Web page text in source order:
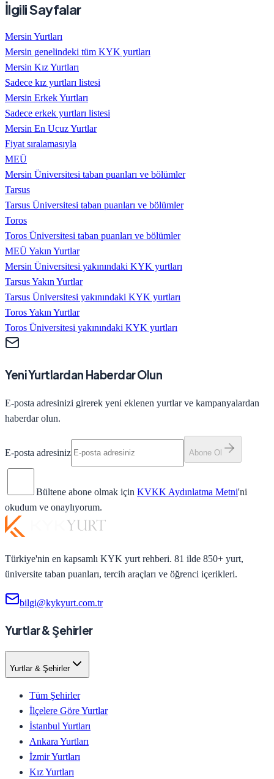
İlgili Sayfalar
Mersin Yurtları
Mersin genelindeki tüm KYK yurtları
Mersin Kız Yurtları
Sadece kız yurtları listesi
Mersin Erkek Yurtları
Sadece erkek yurtları listesi
Mersin En Ucuz Yurtlar
Fiyat sıralamasıyla
MEÜ
Mersin Üniversitesi taban puanları ve bölümler
Tarsus
Tarsus Üniversitesi taban puanları ve bölümler
Toros
Toros Üniversitesi taban puanları ve bölümler
MEÜ Yakın Yurtlar
Mersin Üniversitesi yakınındaki KYK yurtları
Tarsus Yakın Yurtlar
Tarsus Üniversitesi yakınındaki KYK yurtları
Toros Yakın Yurtlar
Toros Üniversitesi yakınındaki KYK yurtları
Yeni Yurtlardan Haberdar Olun
E-posta adresinizi girerek yeni eklenen yurtlar ve kampanyalardan
haberdar olun.
E-posta adresiniz Abone Ol
Bültene abone olmak için KVKK Aydınlatma Metni'ni
okudum ve onaylıyorum.
Türkiye'nin en kapsamlı KYK yurt rehberi. 81 ilde 850+ yurt,
üniversite taban puanları, tercih araçları ve öğrenci içerikleri.
bilgi@kykyurt.com.tr
Yurtlar & Şehirler
Yurtlar & Şehirler
Tüm Şehirler
İlçelere Göre Yurtlar
İstanbul Yurtları
Ankara Yurtları
İzmir Yurtları
Kız Yurtları